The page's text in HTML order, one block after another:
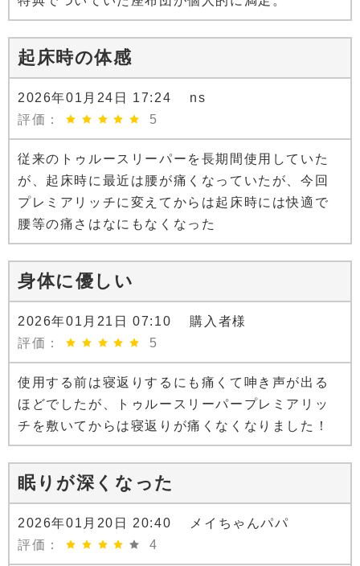
起床時の体感
2026年01月24日 17:24 ns
評価：
5
従来のトゥルースリーパーを長期間使用していた
が、起床時に最近は腰が痛くなっていたが、今回
プレミアリッチに変えてからは起床時には快適で
腰等の痛さはなにもなくなった
身体に優しい
2026年01月21日 07:10 購入者様
評価：
5
使用する前は寝返りするにも痛くて呻き声が出る
ほどでしたが、トゥルースリーパープレミアリッ
チを敷いてからは寝返りが痛くなくなりました！
眠りが深くなった
2026年01月20日 20:40 メイちゃんパパ
評価：
4